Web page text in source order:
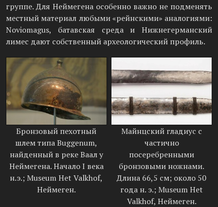
группе. Для Неймегена особенно важно не подменять
местный материал любыми «рейнскими» аналогиями:
Noviomagus, батавская среда и Нижнегерманский
лимес дают собственный археологический профиль.
Бронзовый пехотный
шлем типа Buggenum,
найденный в реке Ваал у
Неймегена. Начало I века
н.э.; Museum Het Valkhof,
Неймеген.
Майнцский гладиус с
частично
посеребренными
бронзовыми ножнами.
Длина 66,5 см; около 50
года н. э.; Museum Het
Valkhof, Неймеген.